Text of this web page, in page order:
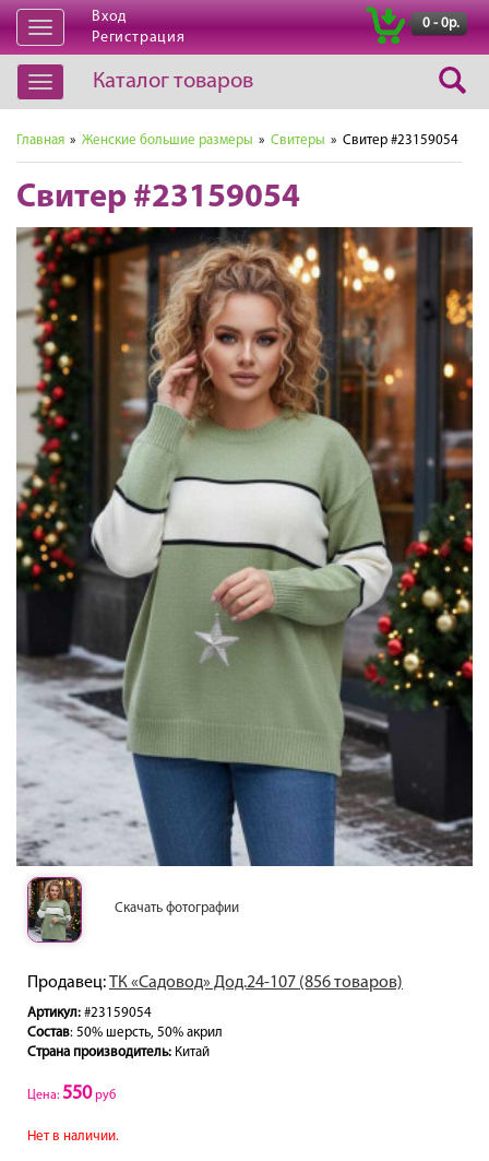
Открыть
навигацию
Вход
Регистрация
0 - 0р.
Открыть
навигацию
Каталог товаров
Главная » Женские большие размеры » Свитеры » Свитер #23159054
Свитер #23159054
Скачать фотографии
Продавец:ТК «Садовод» Дод.24-107 (856 товаров)
Артикул: #23159054
Состав: 50% шерсть, 50% акрил
Страна производитель: Китай
Цена: 550руб
Нет в наличии.